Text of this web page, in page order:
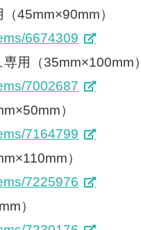
45mm×90mm）
6674309
用（35mm×100mm）
7002687
）
7164799
）
7225976
）